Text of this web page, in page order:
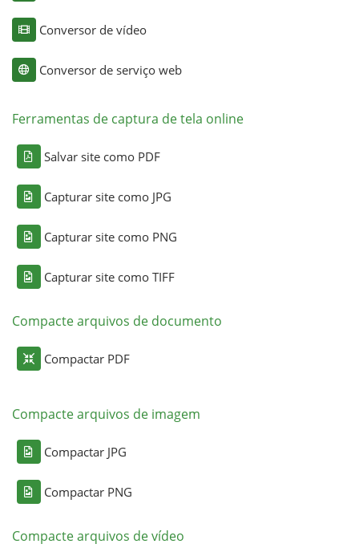
Conversor de vídeo
Conversor de serviço web
Ferramentas de captura de tela online
Salvar site como PDF
Capturar site como JPG
Capturar site como PNG
Capturar site como TIFF
Compacte arquivos de documento
Compactar PDF
Compacte arquivos de imagem
Compactar JPG
Compactar PNG
Compacte arquivos de vídeo